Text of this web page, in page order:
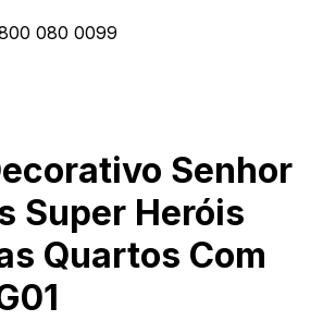
080 0099
Senhor
Super Heróis
Quartos Com